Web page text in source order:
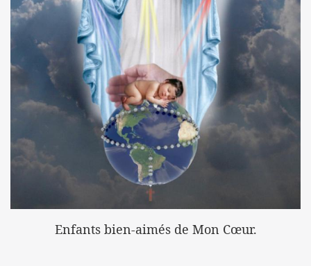
Enfants bien-aimés de Mon Cœur.